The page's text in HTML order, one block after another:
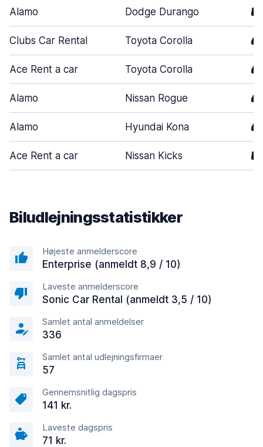
Alamo Dodge Durango 5
Clubs Car Rental Toyota Corolla 4
Ace Rent a car Toyota Corolla 4
Alamo Nissan Rogue 4
Alamo Hyundai Kona 4
Ace Rent a car Nissan Kicks 5
Biludlejningsstatistikker
Højeste anmelderscore
Enterprise (anmeldt 8,9 / 10)
Laveste anmelderscore
Sonic Car Rental (anmeldt 3,5 / 10)
Samlet antal anmeldelser
336
Samlet antal udlejningsfirmaer
57
Gennemsnitlig dagspris
141 kr.
Laveste dagspris
71 kr.